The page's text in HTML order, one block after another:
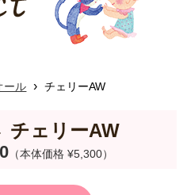
ール › チェリーAW
チェリーAW
（本体価格 ¥5,300）